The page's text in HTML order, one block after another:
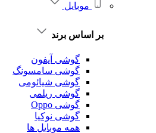
موبایل
بر اساس برند
گوشی آیفون
گوشی سامسونگ
گوشی شیائومی
گوشی ریلمی
گوشی Oppo
گوشی نوکیا
همه موبایل ها